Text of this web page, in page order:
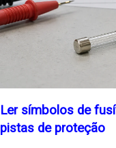
Ler símbolos de
pistas de proteção